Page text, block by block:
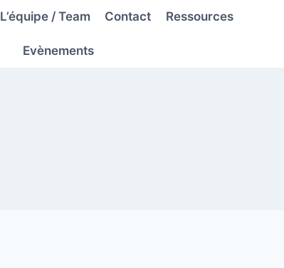
L’équipe / Team Contact Ressources
Evènements